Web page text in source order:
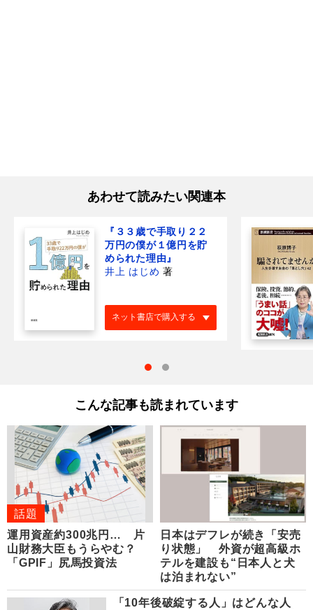
あわせて読みたい関連本
『３３歳で手取り２２
万円の僕が１億円を貯
められた理由』
井上 はじめ 著
ネット書店で購入する
こんな記事も読まれています
話題
運用資産約300兆円… 片
山財務大臣もうらやむ？
「GPIF」尻馬投資法
日本はデフレが続き「安売
り状態」 外資が超高級ホ
テルを建設も“日本人と犬
は泊まれない”
「10年後破綻する人」はどんな人